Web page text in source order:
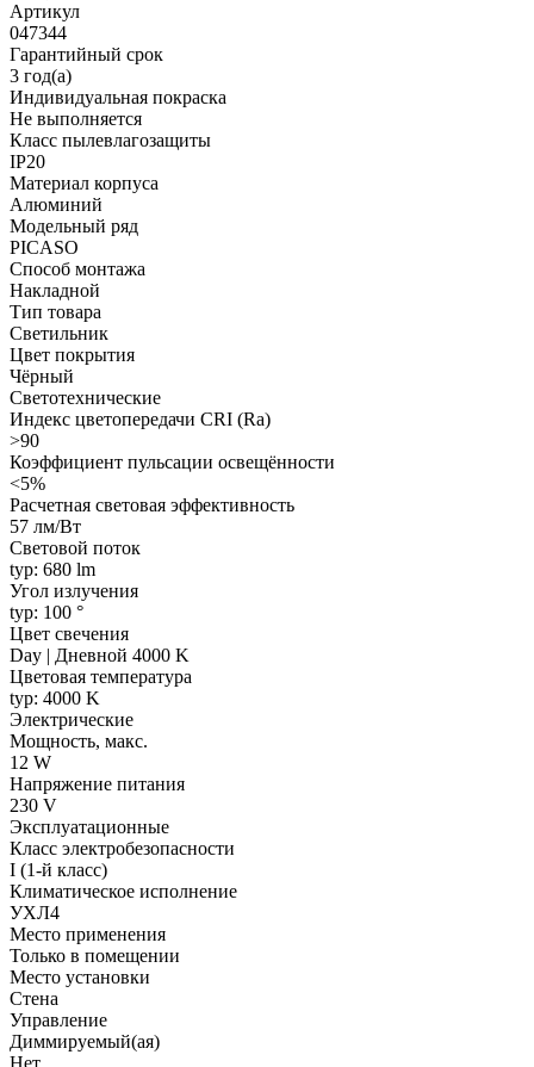
Артикул
047344
Гарантийный срок
3 год(а)
Индивидуальная покраска
Не выполняется
Класс пылевлагозащиты
IP20
Материал корпуса
Алюминий
Модельный ряд
PICASO
Способ монтажа
Накладной
Тип товара
Светильник
Цвет покрытия
Чёрный
Светотехнические
Индекс цветопередачи CRI (Ra)
>90
Коэффициент пульсации освещённости
<5%
Расчетная световая эффективность
57 лм/Вт
Световой поток
typ: 680 lm
Угол излучения
typ: 100 °
Цвет свечения
Day | Дневной 4000 K
Цветовая температура
typ: 4000 K
Электрические
Мощность, макс.
12 W
Напряжение питания
230 V
Эксплуатационные
Класс электробезопасности
I (1-й класс)
Климатическое исполнение
УХЛ4
Место применения
Только в помещении
Место установки
Стена
Управление
Диммируемый(ая)
Нет